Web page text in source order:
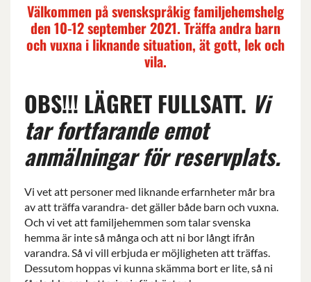
Välkommen på svenskspråkig familjehemshelg
den 10-12 september 2021. Träffa andra barn
och vuxna i liknande situation, ät gott, lek och
vila.
OBS!!! LÄGRET FULLSATT. Vi
tar fortfarande emot
anmälningar för reservplats.
Vi vet att personer med liknande erfarnheter mår bra
av att träffa varandra- det gäller både barn och vuxna.
Och vi vet att familjehemmen som talar svenska
hemma är inte så många och att ni bor långt ifrån
varandra. Så vi vill erbjuda er möjligheten att träffas.
Dessutom hoppas vi kunna skämma bort er lite, så ni